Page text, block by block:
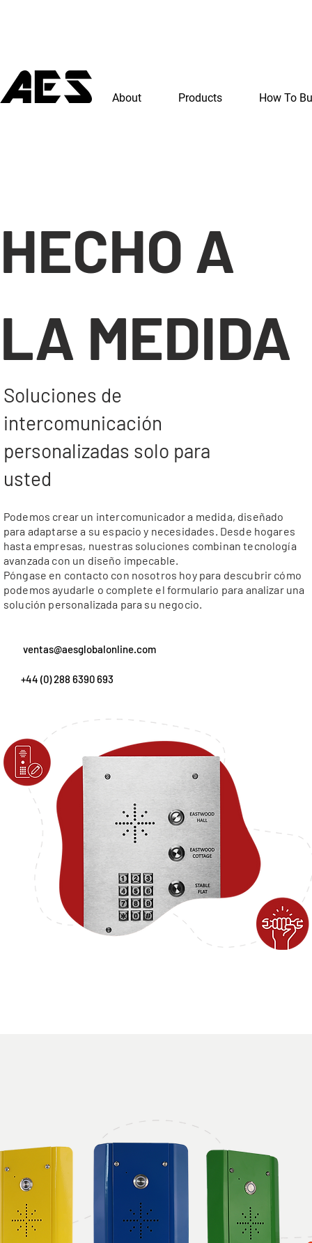
About Products How To
HECHO A
LA MEDIDA
Soluciones de
intercomunicación
personalizadas solo para
usted
Podemos crear un intercomunicador a medida, diseñado
para adaptarse a su espacio y necesidades. Desde hogares
hasta empresas, nuestras soluciones combinan tecnología
avanzada con un diseño impecable.
Póngase en contacto con nosotros hoy para descubrir cómo
podemos ayudarle o complete el formulario para analizar una
solución personalizada para su negocio.
ventas@aesglobalonline.com
+44 (0) 288 6390 693